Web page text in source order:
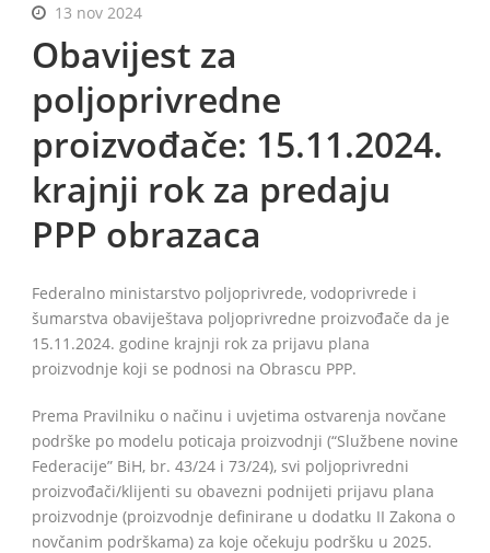
13 nov 2024
Obavijest za
poljoprivredne
proizvođače: 15.11.2024.
krajnji rok za predaju
PPP obrazaca
Federalno ministarstvo poljoprivrede, vodoprivrede i
šumarstva obaviještava poljoprivredne proizvođače da je
15.11.2024. godine krajnji rok za prijavu plana
proizvodnje koji se podnosi na Obrascu PPP.
Prema Pravilniku o načinu i uvjetima ostvarenja novčane
podrške po modelu poticaja proizvodnji (“Službene novine
Federacije” BiH, br. 43/24 i 73/24), svi poljoprivredni
proizvođači/klijenti su obavezni podnijeti prijavu plana
proizvodnje (proizvodnje definirane u dodatku II Zakona o
novčanim podrškama) za koje očekuju podršku u 2025.